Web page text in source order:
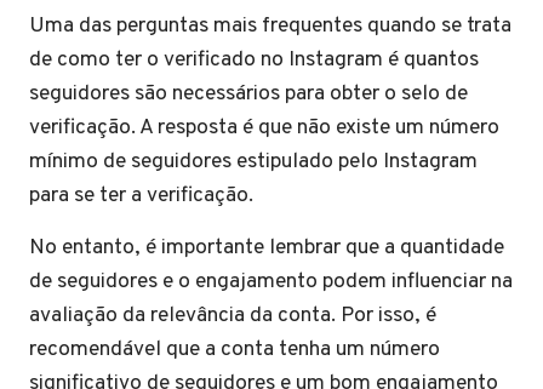
Uma das perguntas mais frequentes quando se trata
de como ter o verificado no Instagram é quantos
seguidores são necessários para obter o selo de
verificação. A resposta é que não existe um número
mínimo de seguidores estipulado pelo Instagram
para se ter a verificação.
No entanto, é importante lembrar que a quantidade
de seguidores e o engajamento podem influenciar na
avaliação da relevância da conta. Por isso, é
recomendável que a conta tenha um número